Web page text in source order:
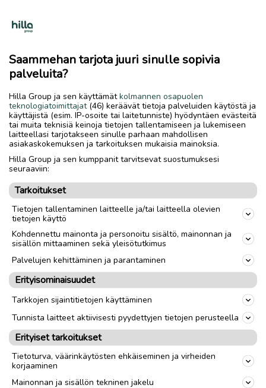
Saammehan tarjota juuri sinulle sopivia
palveluita?
Hilla Group ja sen käyttämätkolmannen osapuolen
teknologiatoimittajat(46) keräävät tietoja palveluiden käytöstä ja
käyttäjistä (esim. IP-osoite tai laitetunniste) hyödyntäen evästeitä
tai muita teknisiä keinoja tietojen tallentamiseen ja lukemiseen
laitteellasi tarjotakseen sinulle parhaan mahdollisen
asiakaskokemuksen ja tarkoituksen mukaisia mainoksia.
Hilla Group ja sen kumppanit tarvitsevat suostumuksesi
seuraaviin:
Tarkoitukset
Tietojen tallentaminen laitteelle ja/tai laitteella olevien
tietojen käyttö
Kohdennettu mainonta ja personoitu sisältö, mainonnan ja
sisällön mittaaminen sekä yleisötutkimus
Palvelujen kehittäminen ja parantaminen
Erityisominaisuudet
Tarkkojen sijaintitietojen käyttäminen
Tunnista laitteet aktiivisesti pyydettyjen tietojen perusteella
Erityiset tarkoitukset
Tietoturva, väärinkäytösten ehkäiseminen ja virheiden
korjaaminen
Mainonnan ja sisällön tekninen jakelu